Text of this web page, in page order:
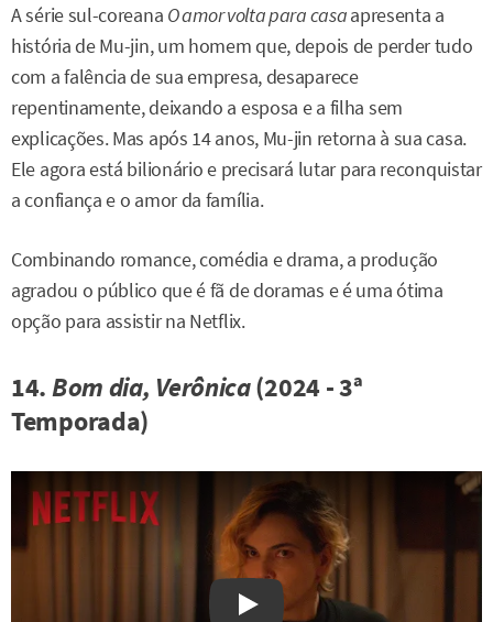
A série sul-coreana O amor volta para casaapresenta a
história de Mu-jin, um homem que, depois de perder tudo
com a falência de sua empresa, desaparece
repentinamente, deixando a esposa e a filha sem
explicações. Mas após 14 anos, Mu-jin retorna à sua casa.
Ele agora está bilionário e precisará lutar para reconquistar
a confiança e o amor da família.
Combinando romance, comédia e drama, a produção
agradou o público que é fã de doramas e é uma ótima
opção para assistir na Netflix.
14.Bom dia, Verônica(2024 - 3ª
Temporada)
Watch on YouTube